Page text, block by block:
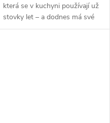
která se v kuchyni používají už
stovky let – a dodnes má své
pevné místo v sladkých i